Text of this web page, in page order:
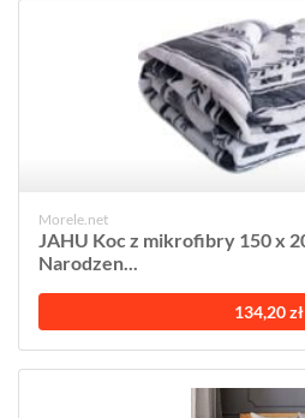
Morele.net
JAHU Koc z mikrofibry 150 x
Narodzen...
134,20 zł